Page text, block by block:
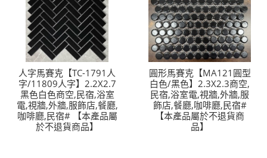
人字馬賽克【TC-1791人
字/11809人字】2.2X2.7
黑色白色商空,民宿,浴室
電,視牆,外牆,服飾店,餐廳,
咖啡廳,民宿# 【本產品屬
於不退貨商品】
圓形馬賽克【MA121圓型
白色/黑色】2.3X2.3商空,
民宿,浴室電,視牆,外牆,服
飾店,餐廳,咖啡廳,民宿#
【本產品屬於不退貨商
品】